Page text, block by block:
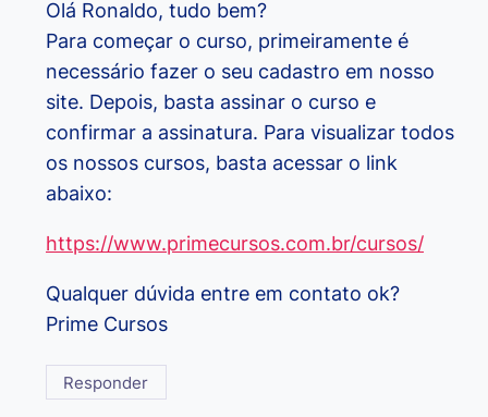
Olá Ronaldo, tudo bem?
Para começar o curso, primeiramente é
necessário fazer o seu cadastro em nosso
site. Depois, basta assinar o curso e
confirmar a assinatura. Para visualizar todos
os nossos cursos, basta acessar o link
abaixo:
https://www.primecursos.com.br/cursos/
Qualquer dúvida entre em contato ok?
Prime Cursos
Responder